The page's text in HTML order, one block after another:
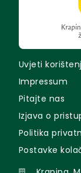
Uvjeti
Impressum
Pitajte nas
Izjava o
Politika
Postavke